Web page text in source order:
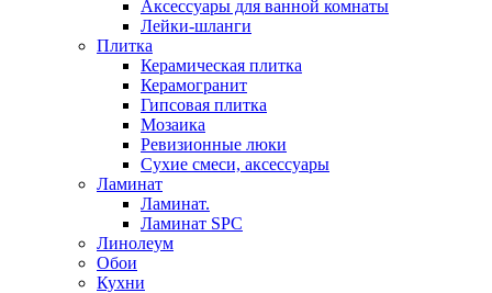
Аксессуары для ванной комнаты
Лейки-шланги
Плитка
Керамическая плитка
Керамогранит
Гипсовая плитка
Мозаика
Ревизионные люки
Сухие смеси, аксессуары
Ламинат
Ламинат.
Ламинат SPC
Линолеум
Обои
Кухни